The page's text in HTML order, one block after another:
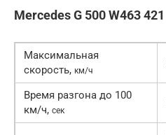
Mercedes G 500 W463
Максимальная
скорость, км/ч
Время разгона до 100
км/ч, сек